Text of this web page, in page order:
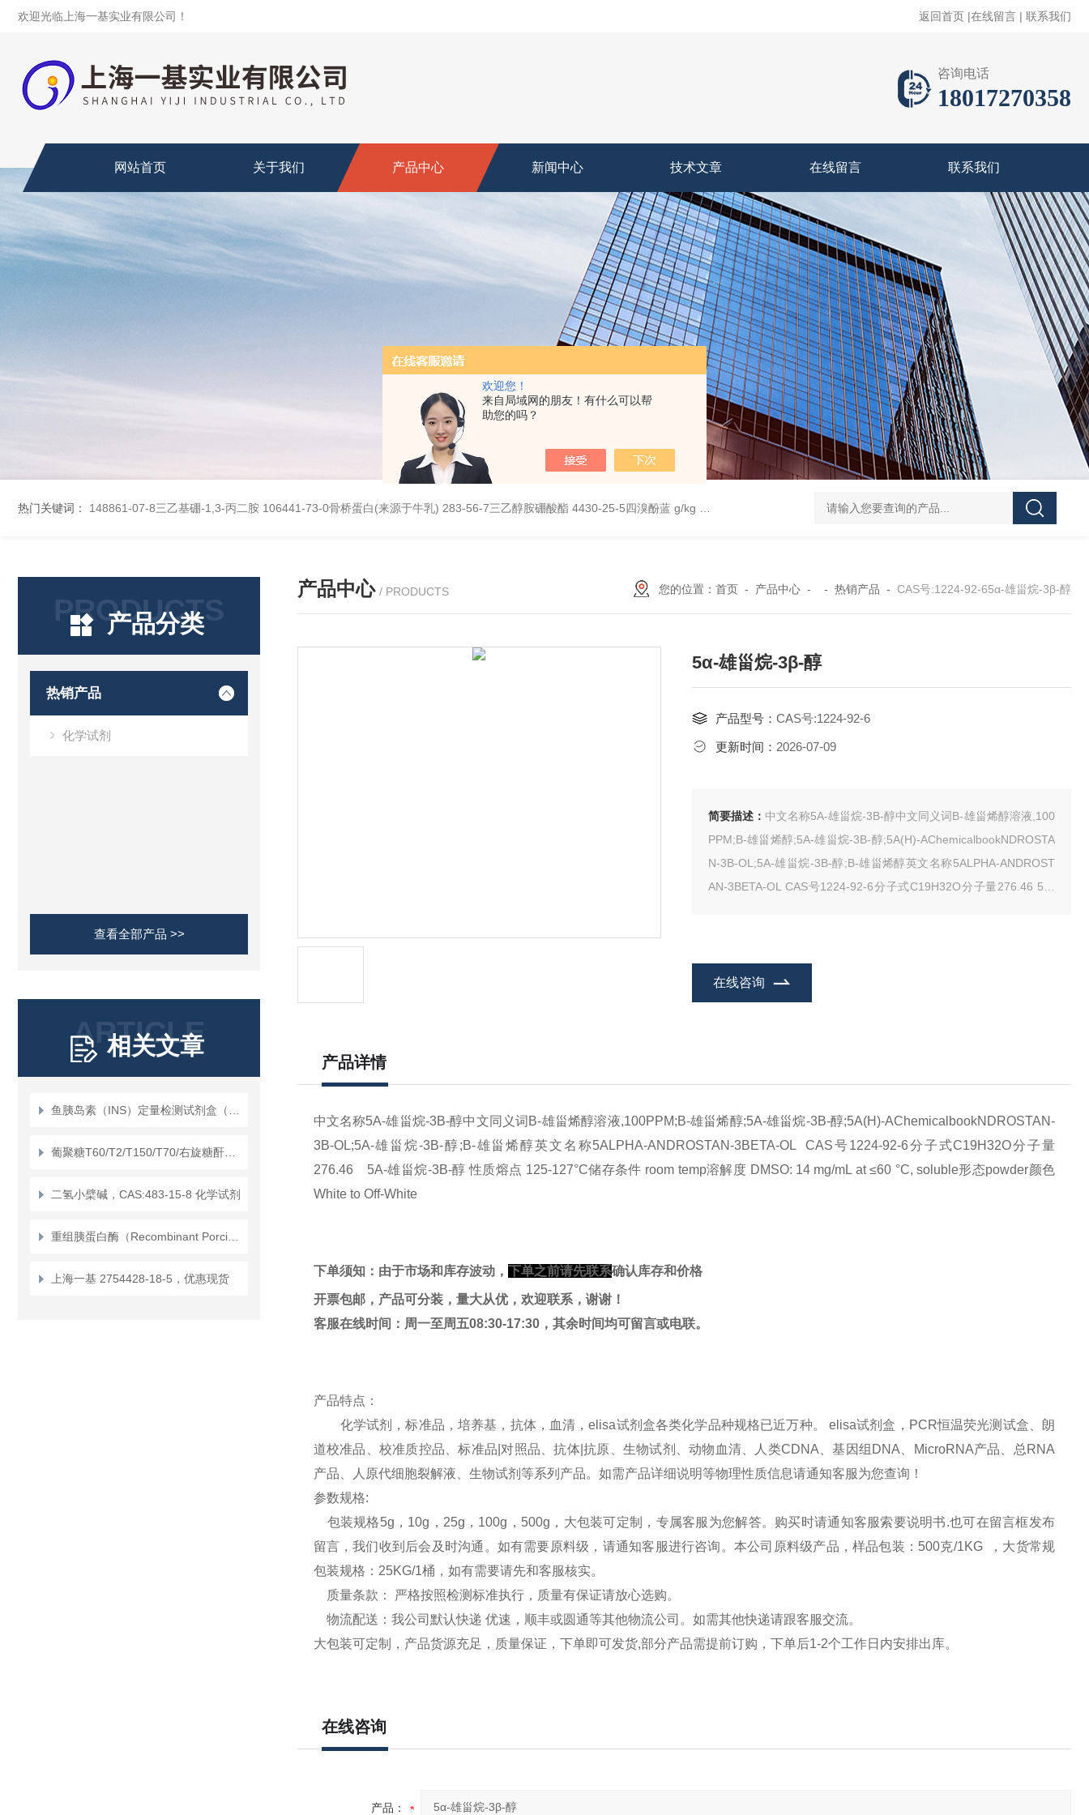
欢迎您！
来自局域网的朋友！有什么可以帮
助您的吗？
欢迎光临上海一基实业有限公司！ 返回首页 |在线留言 | 联系我们
咨询电话
18017270358
网站首页 关于我们 产品中心 新闻中心 技术文章 在线留言 联系我们
热门关键词： 148861-07-8三乙基硼-1,3-丙二胺 106441-73-0骨桥蛋白(来源于牛乳) 283-56-7三乙醇胺硼酸酯 4430-25-5四溴酚蓝 g/kg 81-08-32-磺基苯甲酸酐 4441-12-7三(4-吗啉基)氧化膦
PRODUCTS
产品分类
热销产品
化学试剂
查看全部产品 >>
ARTICLE
相关文章
二氢小檗碱，CAS:483-15-8 化学试剂
上海一基 2754428-18-5，优惠现货
产品中心 / PRODUCTS 您的位置： 首页 - 产品中心 - - 热销产品 - CAS号:1224-92-65α-雄甾烷-3β-醇
5α-雄甾烷-3β-醇
产品型号： CAS号:1224-92-6
更新时间： 2026-07-09
简要描述： 中文名称5Α-雄甾烷-3Β-醇中文同义词Β-雄甾烯醇溶液,100
PPM;Β-雄甾烯醇;5Α-雄甾烷-3Β-醇;5Α(H)-AChemicalbookNDROSTA
N-3Β-OL;5Α-雄甾烷-3Β-醇;Β-雄甾烯醇英文名称5ALPHA-ANDROST
AN-3BETA-OL CAS号1224-92-6分子式C19H32O分子量276.46 5Α-
在线咨询
产品详情
中文名称5Α-雄甾烷-3Β-醇中文同义词Β-雄甾烯醇溶液,100PPM;Β-雄甾烯醇;5Α-雄甾烷-3Β-醇;5Α(H)-AChemicalbookNDROSTAN-
3Β-OL;5Α-雄甾烷-3Β-醇;Β-雄甾烯醇英文名称5ALPHA-ANDROSTAN-3BETA-OL CAS号1224-92-6分子式C19H32O分子量
276.46 5Α-雄甾烷-3Β-醇 性质熔点 125-127°C储存条件 room temp溶解度 DMSO: 14 mg/mL at ≤60 °C, soluble形态powder颜色
White to Off-White
下单须知：由于市场和库存波动， 下单之前请先联系确认库存和价格
开票包邮，产品可分装，量大从优，欢迎联系，谢谢！
客服在线时间：周一至周五08:30-17:30，其余时间均可留言或电联。
产品特点：
化学试剂，标准品，培养基，抗体，血清，elisa试剂盒各类化学品种规格已近万种。 elisa试剂盒，PCR恒温荧光测试盒、朗
道校准品、校准质控品、标准品|对照品、抗体|抗原、生物试剂、动物血清、人类CDNA、基因组DNA、MicroRNA产品、总RNA
产品、人原代细胞裂解液、生物试剂等系列产品。如需产品详细说明等物理性质信息请通知客服为您查询！
参数规格:
包装规格5g，10g，25g，100g，500g，大包装可定制，专属客服为您解答。购买时请通知客服索要说明书.也可在留言框发布
留言，我们收到后会及时沟通。如有需要原料级，请通知客服进行咨询。本公司原料级产品，样品包装： 500克/1KG ，大货常规
包装规格：25KG/1桶，如有需要请先和客服核实。
质量条款： 严格按照检测标准执行，质量有保证请放心选购。
物流配送：我公司默认快递 优速，顺丰或圆通等其他物流公司。如需其他快递请跟客服交流。
大包装可定制，产品货源充足，质量保证，下单即可发货,部分产品需提前订购，下单后1-2个工作日内安排出库。
在线咨询
产品：